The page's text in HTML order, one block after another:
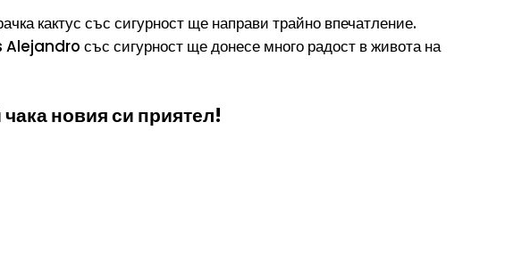
кактус със сигурност ще направи трайно впечатление.
със сигурност ще донесе много радост в живота на
новия си приятел!